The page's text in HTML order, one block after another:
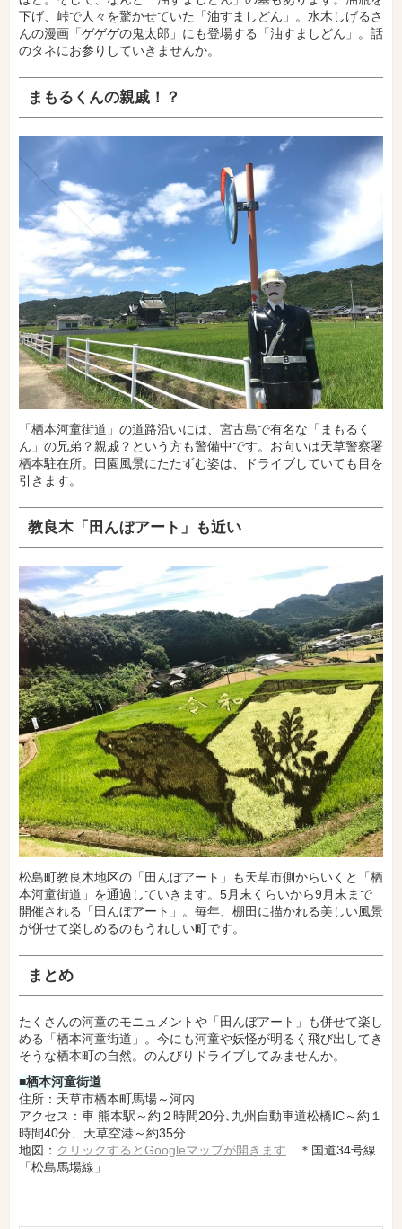
下げ、峠で人々を驚かせていた「油すましどん」。水木しげるさ
んの漫画「ゲゲゲの鬼太郎」にも登場する「油すましどん」。話
のタネにお参りしていきませんか。
まもるくんの親戚！？
「栖本河童街道」の道路沿いには、宮古島で有名な「まもるく
ん」の兄弟？親戚？という方も警備中です。お向いは天草警察署
栖本駐在所。田園風景にたたずむ姿は、ドライブしていても目を
引きます。
教良木「田んぼアート」も近い
松島町教良木地区の「田んぼアート」も天草市側からいくと「栖
本河童街道」を通過していきます。5月末くらいから9月末まで
開催される「田んぼアート」。毎年、棚田に描かれる美しい風景
が併せて楽しめるのもうれしい町です。
まとめ
たくさんの河童のモニュメントや「田んぼアート」も併せて楽し
める「栖本河童街道」。今にも河童や妖怪が明るく飛び出してき
そうな栖本町の自然。のんびりドライブしてみませんか。
■栖本河童街道
住所：天草市栖本町馬場～河内
アクセス：車 熊本駅～約２時間20分､九州自動車道松橋IC～約１
時間40分、天草空港～約35分
地図： クリックするとGoogleマップが開きます ＊国道34号線
「松島馬場線」